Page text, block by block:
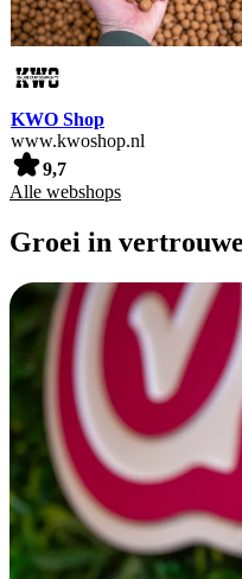
KWO Shop
www.kwoshop.nl
9,7
Alle webshops
Groei in